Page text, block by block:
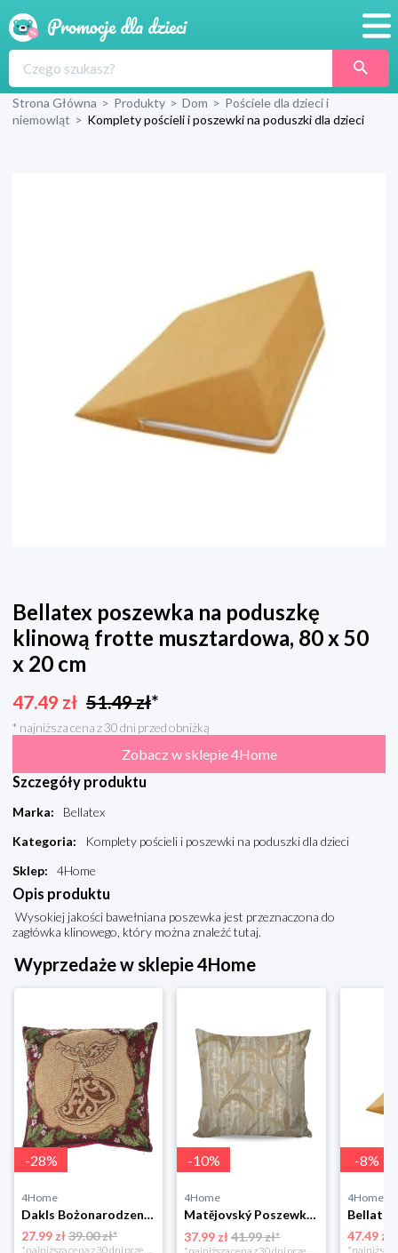
Produkty
Strona Główna > Produkty > Dom > Pościele dla dzieci i
niemowląt > Komplety pościeli i poszewki na poduszki dla dzieci
Bellatex poszewka na poduszkę
klinową frotte musztardowa, 80 x 50
x 20 cm
47.49 zł 51.49zł*
* najniższa cena z 30 dni przed obniżką
Zobacz w sklepie 4Home
Szczegóły produktu
Marka:
Bellatex
Kategoria:
Komplety pościeli i poszewki na poduszki dla dzieci
Sklep: 4Home
Opis produktu
Wysokiej jakości bawełniana poszewka jest przeznaczona do
zagłówka klinowego, który można znaleźć tutaj.
Wyprzedaże w sklepie 4Home
-28%
4Home
Dakls Bożonarodzeniowa poszewka na poduszkę Angel red, 40 x 40 cm 4-Home
27.99 zł39.00 zł*
*najniższa cena z 30 dni przed obniżką
-10%
4Home
Matějovský Poszewka na poduszkę Solei, 40 x 40 cm
37.99 zł 41.99 zł*
-8%
4Home
47.49 zł